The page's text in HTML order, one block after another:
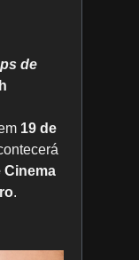
de
19 de
Cinema
.